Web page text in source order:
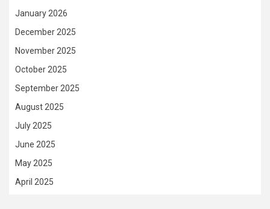
January 2026
December 2025
November 2025
October 2025
September 2025
August 2025
July 2025
June 2025
May 2025
April 2025